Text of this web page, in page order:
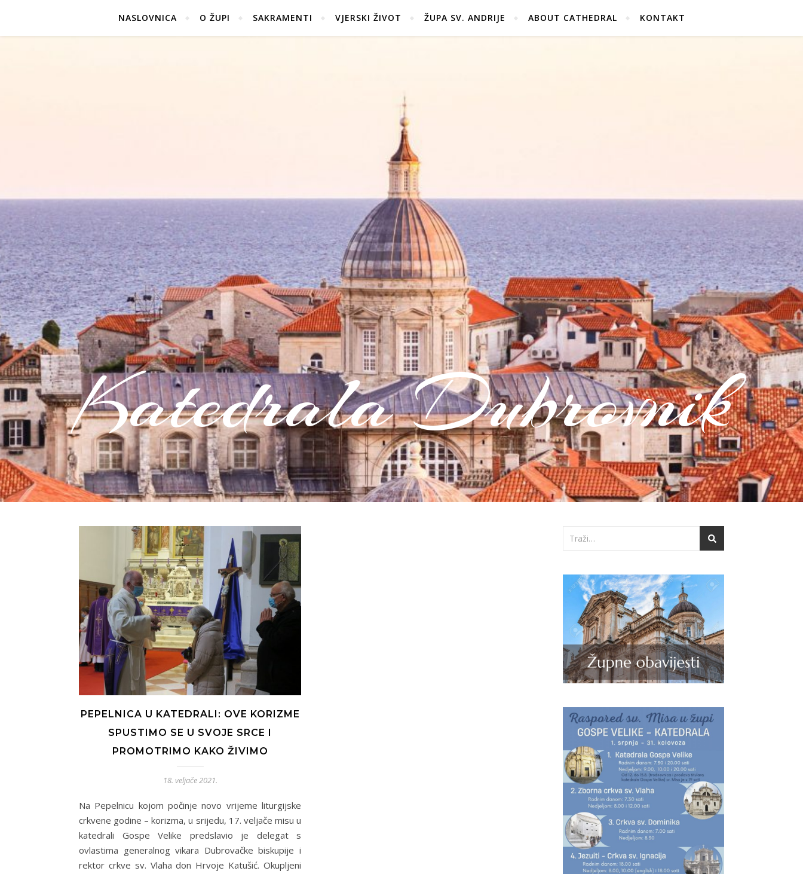
NASLOVNICA O ŽUPI SAKRAMENTI VJERSKI ŽIVOT ŽUPA SV. ANDRIJE ABOUT CATHEDRAL KONTAKT
Katedrala Dubrovnik
PEPELNICA U KATEDRALI: OVE KORIZME
SPUSTIMO SE U SVOJE SRCE I
PROMOTRIMO KAKO ŽIVIMO
18. veljače 2021.
Na Pepelnicu kojom počinje novo vrijeme liturgijske
crkvene godine – korizma, u srijedu, 17. veljače misu u
katedrali Gospe Velike predslavio je delegat s
ovlastima generalnog vikara Dubrovačke biskupije i
rektor crkve sv. Vlaha don Hrvoje Katušić. Okupljeni